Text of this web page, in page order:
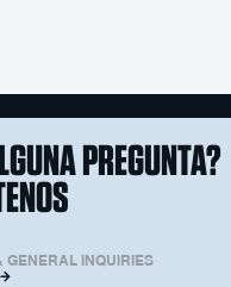
PREGUNTA?
GENERAL INQUIRIES